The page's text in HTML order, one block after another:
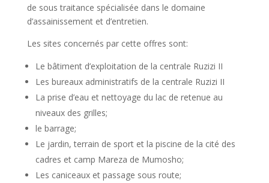
de sous traitance spécialisée dans le domaine
d’assainissement et d’entretien.
Les sites concernés par cette offres sont:
Le bâtiment d’exploitation de la centrale Ruzizi II
Les bureaux administratifs de la centrale Ruzizi II
La prise d’eau et nettoyage du lac de retenue au
niveaux des grilles;
le barrage;
Le jardin, terrain de sport et la piscine de la cité des
cadres et camp Mareza de Mumosho;
Les caniceaux et passage sous route;